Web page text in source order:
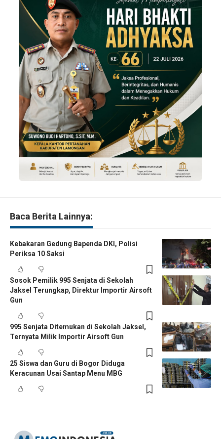
Baca Berita Lainnya:
Kebakaran Gedung Bapenda DKI, Polisi
Periksa 10 Saksi
Sosok Pemilik 995 Senjata di Sekolah
Jaksel Terungkap, Direktur Importir Airsoft
Gun
995 Senjata Ditemukan di Sekolah Jaksel,
Ternyata Milik Importir Airsoft Gun
25 Siswa dan Guru di Bogor Diduga
Keracunan Usai Santap Menu MBG